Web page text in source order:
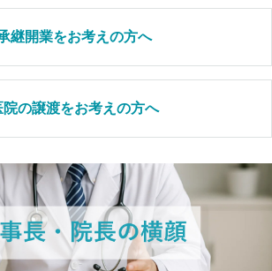
継開業をお考えの方へ
院の譲渡をお考えの方へ